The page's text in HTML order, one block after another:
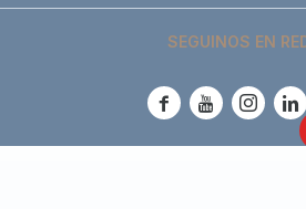
SEGUINOS EN
   